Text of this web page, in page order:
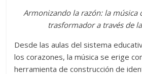
Armonizando la razón: la
trasformador a través de
Desde las aulas del sistema
los corazones, la música se erige
herramienta de construcción de